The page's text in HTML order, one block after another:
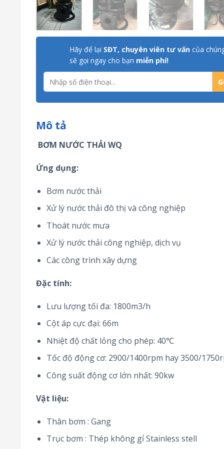
Hãy để lại SĐT, chuyên viên tư vấn của
sẽ gọi ngay cho bạn miễn phí!
Mô tả
BƠM NƯỚC THẢI WQ
Ứng dụng:
Bơm nước thải
Xử lý nước thải đô thị và công nghiệp
Thoát nước mưa
Xử lý nước thải công nghiệp, dịch vụ
Các công trình xây dựng
Đặc tính:
Lưu lượng tối đa: 1800m3/h
Cột áp cực đại: 66m
Nhiệt độ chất lỏng cho phép: 40℃
Tốc độ động cơ: 2900/1400rpm hay 3500/
Công suất động cơ lớn nhất: 90kw
Vật liệu:
Thân bơm : Gang
Trục bơm : Thép không gỉ Stainless stell